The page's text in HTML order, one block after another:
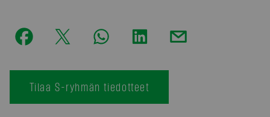
Tilaa S-ryhmän tiedotteet